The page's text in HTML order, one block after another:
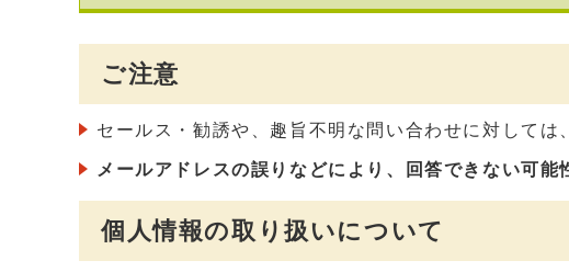
ご注意
セールス・勧誘や、趣旨不明な問い合わせに対しては
メールアドレスの誤りなどにより、回答できない可
個人情報の取り扱いについて